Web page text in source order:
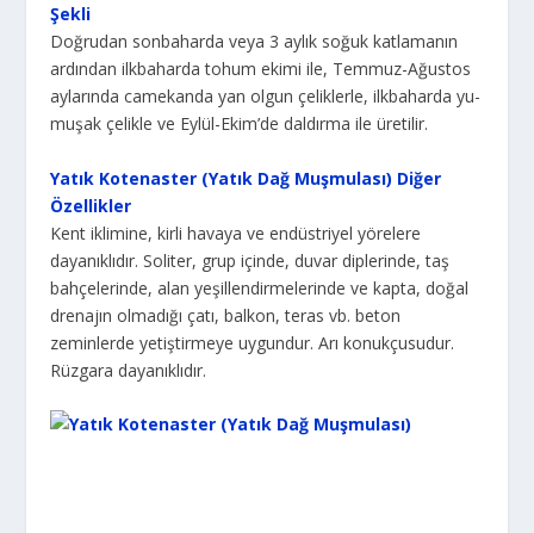
Şekli
Doğrudan sonbaharda veya 3 aylık soğuk katlamanın
ardından ilkbaharda tohum eki­mi ile, Temmuz-Ağustos
aylarında camekanda yan olgun çeliklerle, ilkbaharda yu­
muşak çelikle ve Eylül-Ekim’de daldırma ile üretilir.
Yatık Kotenaster (Yatık Dağ Muşmulası) Diğer
Özellikler
Kent iklimine, kirli havaya ve endüstriyel yörelere
dayanıklıdır. Soliter, grup içinde, duvar diplerinde, taş
bahçelerinde, alan yeşillendirmelerinde ve kapta, doğal
drenajın olmadığı çatı, balkon, teras vb. beton
zeminlerde yetiştirmeye uygundur. Arı konukçusudur.
Rüzgara dayanıklıdır.